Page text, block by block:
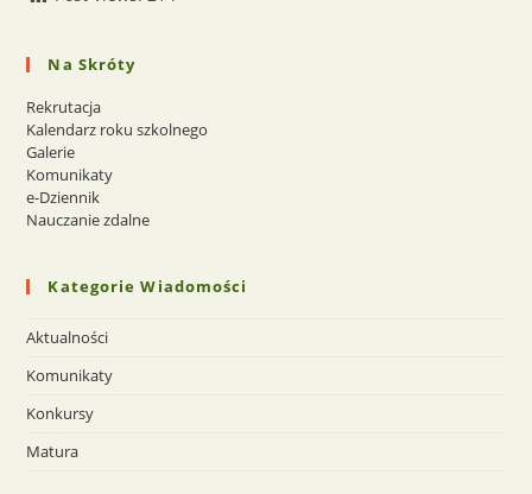
Na Skróty
Rekrutacja
Kalendarz roku szkolnego
Galerie
Komunikaty
e-Dziennik
Nauczanie zdalne
Kategorie Wiadomości
Aktualności
Komunikaty
Konkursy
Matura